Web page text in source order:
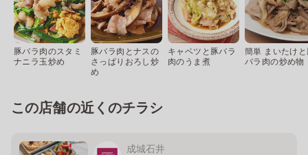
豚バラ肉のスタミ
ナニラ玉炒め
豚バラ肉とナスの
さっぱりおろし炒
め
キャベツと豚バラ
肉のうま煮
簡単 まいたけ
バラ肉の炒め物
この店舗の近くのチラシ
成城石井